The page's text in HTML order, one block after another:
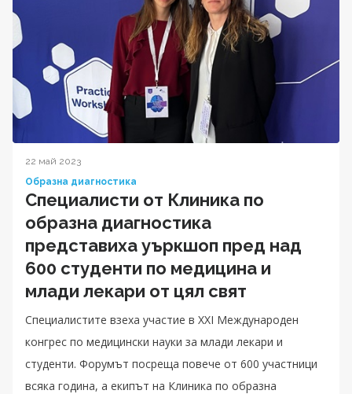
22 май 2023
Образна диагностика
Специалисти от Клиника по
образна диагностика
представиха уъркшоп пред над
600 студенти по медицина и
млади лекари от цял свят
Специалистите взеха участие в XXI Международен
конгрес по медицински науки за млади лекари и
студенти. Форумът посреща повече от 600 участници
всяка година, а екипът на Клиника по образна